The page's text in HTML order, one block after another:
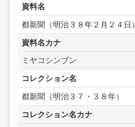
資料名
都新聞（明治３８年２月２４日）
資料名カナ
ミヤコシンブン
コレクション名
都新聞（明治３７・３８年）
コレクション名カナ